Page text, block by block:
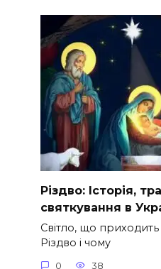
Різдво: Історія,
святкування в
Світло, що
Різдво і чому
0 38